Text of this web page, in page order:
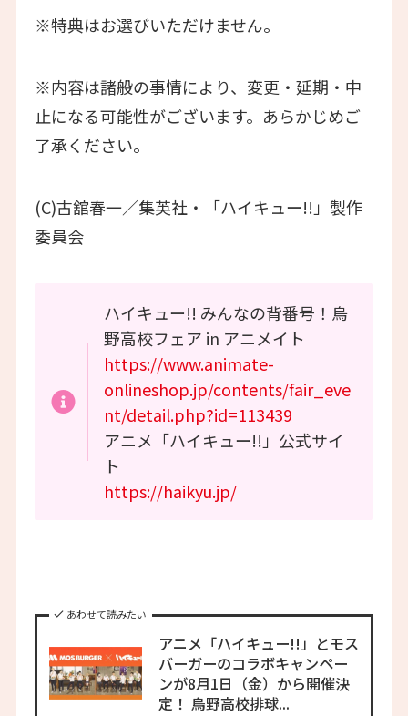
※特典はお選びいただけません。
※内容は諸般の事情により、変更・延期・中
止になる可能性がございます。あらかじめご
了承ください。
(C)古舘春一／集英社・「ハイキュー!!」製作
委員会
ハイキュー!! みんなの背番号！烏
野高校フェア in アニメイト
https://www.animate-
onlineshop.jp/contents/fair_eve
nt/detail.php?id=113439
アニメ「ハイキュー!!」公式サイ
ト
https://haikyu.jp/
あわせて読みたい
アニメ「ハイキュー!!」とモス
バーガーのコラボキャンペー
ンが8月1日（金）から開催決
定！ 烏野高校排球...